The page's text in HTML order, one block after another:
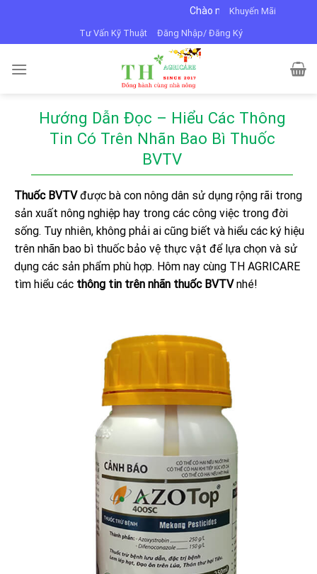
content
Chào mừng bạn đến với VTNN Minh Dũng
Khuyến Mãi
Tư Vấn Kỹ Thuật Đăng Nhập/ Đăng Ký
Hướng Dẫn Đọc – Hiểu Các Thông
Tin Có Trên Nhãn Bao Bì Thuốc
BVTV
Thuốc BVTVđược bà con nông dân sử dụng rộng rãi trong
sản xuất nông nghiệp hay trong các công việc trong đời
sống. Tuy nhiên, không phải ai cũng biết và hiểu các ký hiệu
trên nhãn bao bì thuốc bảo vệ thực vật để lựa chọn và sử
dụng các sản phẩm phù hợp. Hôm nay cùng TH AGRICARE
tìm hiểu các thông tin trên nhãn thuốc BVTVnhé!